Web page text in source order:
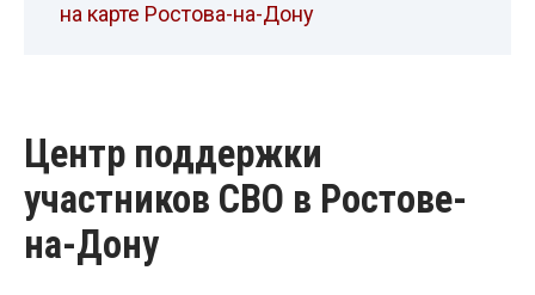
на карте Ростова-на-Дону
Центр поддержки
участников СВО в Ростове-
на-Дону